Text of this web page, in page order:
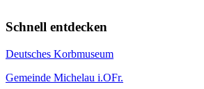
Schnell entdecken
Deutsches Korbmuseum
Gemeinde Michelau i.OFr.